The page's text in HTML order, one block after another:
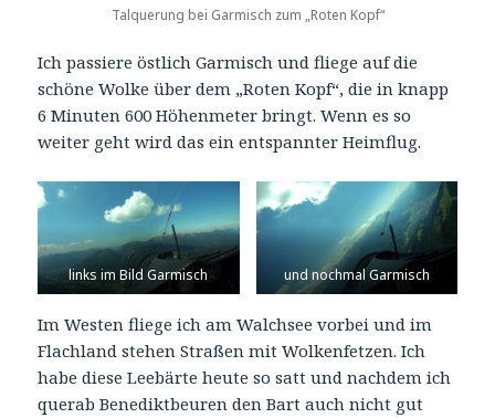
Talquerung bei Garmisch zum „Roten Kopf“
Ich passiere östlich Garmisch und fliege auf die
schöne Wolke über dem „Roten Kopf“, die in knapp
6 Minuten 600 Höhenmeter bringt. Wenn es so
weiter geht wird das ein entspannter Heimflug.
links im Bild Garmisch und nochmal Garmisch
Im Westen fliege ich am Walchsee vorbei und im
Flachland stehen Straßen mit Wolkenfetzen. Ich
habe diese Leebärte heute so satt und nachdem ich
querab Benediktbeuren den Bart auch nicht gut